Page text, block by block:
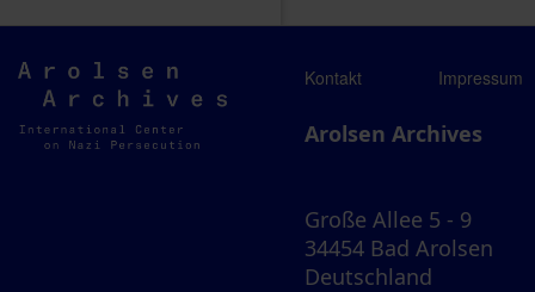
Arolsen
Archives
Kontakt Impressum
Arolsen Archives
Große Allee 5 - 9
34454 Bad Arolsen
Deutschland